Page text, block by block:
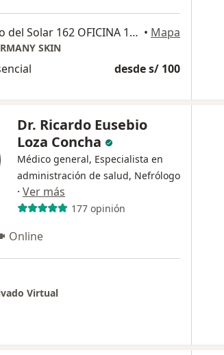
Calle Grimaldo del Solar 162 OFICINA 1003, Miraflores • Mapa
SKIN
desde s/ 100
Dr. Ricardo Eusebio
Loza Concha
Médico general, Especialista en
administración de salud, Nefrólogo
· Ver más
177 opinión
Online
Virtual